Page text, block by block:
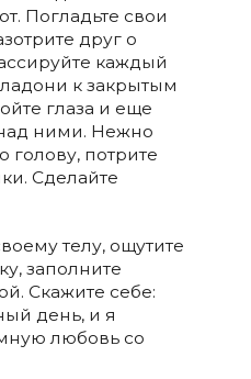
Погладьте свои
друг о
каждый
к закрытым
глаза и еще
ними. Нежно
голову, потрите
Сделайте
телу, ощутите
заполните
Скажите себе:
день, и я
любовь со